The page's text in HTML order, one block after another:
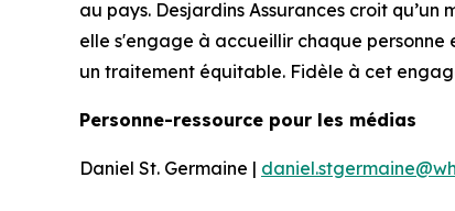
au pays. Desjardins Assurances croit qu’un
elle s'engage à accueillir chaque
un traitement équitable. Fidèle à cet
Personne-ressource pour les médias
Daniel St. Germaine |